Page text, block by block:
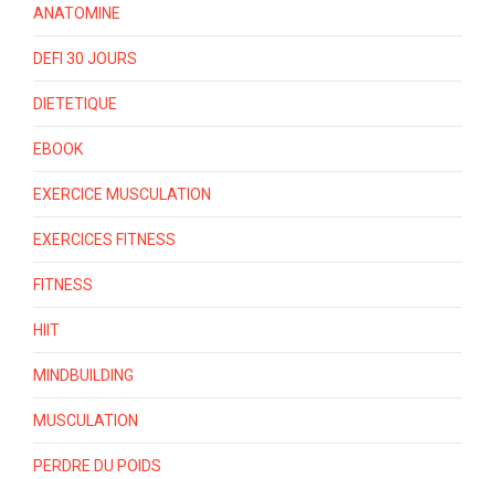
ANATOMINE
DEFI 30 JOURS
DIETETIQUE
EBOOK
EXERCICE MUSCULATION
EXERCICES FITNESS
FITNESS
HIIT
MINDBUILDING
MUSCULATION
PERDRE DU POIDS